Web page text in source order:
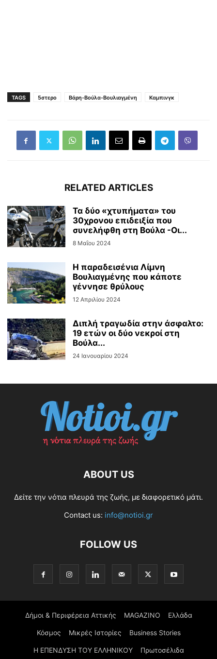
TAGS 5στερο Βάρη-Βούλα-Βουλιαγμένη Καμπινγκ
RELATED ARTICLES
Τα δύο «χτυπήματα» του
30χρονου επιδειξία που
συνελήφθη στη Βούλα -Οι...
8 Μαΐου 2024
Η παραδεισένια Λίμνη
Βουλιαγμένης που κάποτε
γέννησε θρύλους
12 Απριλίου 2024
Διπλή τραγωδία στην άσφαλτο:
19 ετών οι δύο νεκροί στη
Βούλα...
24 Ιανουαρίου 2024
ABOUT US
Δείτε την νότια πλευρά της ζωής, με διαφορετικό μάτι.
Contact us: info@notioi.gr
FOLLOW US
Δήμοι & Περιφέρεια Αττικής MAGAZINO Ελλάδα
Κόσμος Μικρές Ιστορίες Business Stories
Η ΕΠΕΝΔΥΣΗ ΤΟΥ ΕΛΛΗΝΙΚΟΥ Πρωτοσέλιδα